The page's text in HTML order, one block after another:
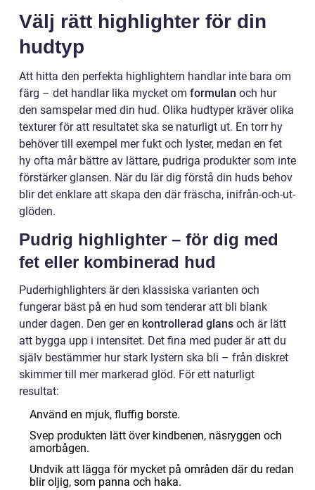
Välj rätt highlighter för din
hudtyp
Att hitta den perfekta highlightern handlar inte bara om
färg – det handlar lika mycket om formulan och hur
den samspelar med din hud. Olika hudtyper kräver olika
texturer för att resultatet ska se naturligt ut. En torr hy
behöver till exempel mer fukt och lyster, medan en fet
hy ofta mår bättre av lättare, pudriga produkter som inte
förstärker glansen. När du lär dig förstå din huds behov
blir det enklare att skapa den där fräscha, inifrån-och-ut-
glöden.
Pudrig highlighter – för dig med
fet eller kombinerad hud
Puderhighlighters är den klassiska varianten och
fungerar bäst på en hud som tenderar att bli blank
under dagen. Den ger en kontrollerad glans och är lätt
att bygga upp i intensitet. Det fina med puder är att du
själv bestämmer hur stark lystern ska bli – från diskret
skimmer till mer markerad glöd. För ett naturligt
resultat:
Använd en mjuk, fluffig borste.
Svep produkten lätt över kindbenen, näsryggen och
amorbågen.
Undvik att lägga för mycket på områden där du redan
blir oljig, som panna och haka.